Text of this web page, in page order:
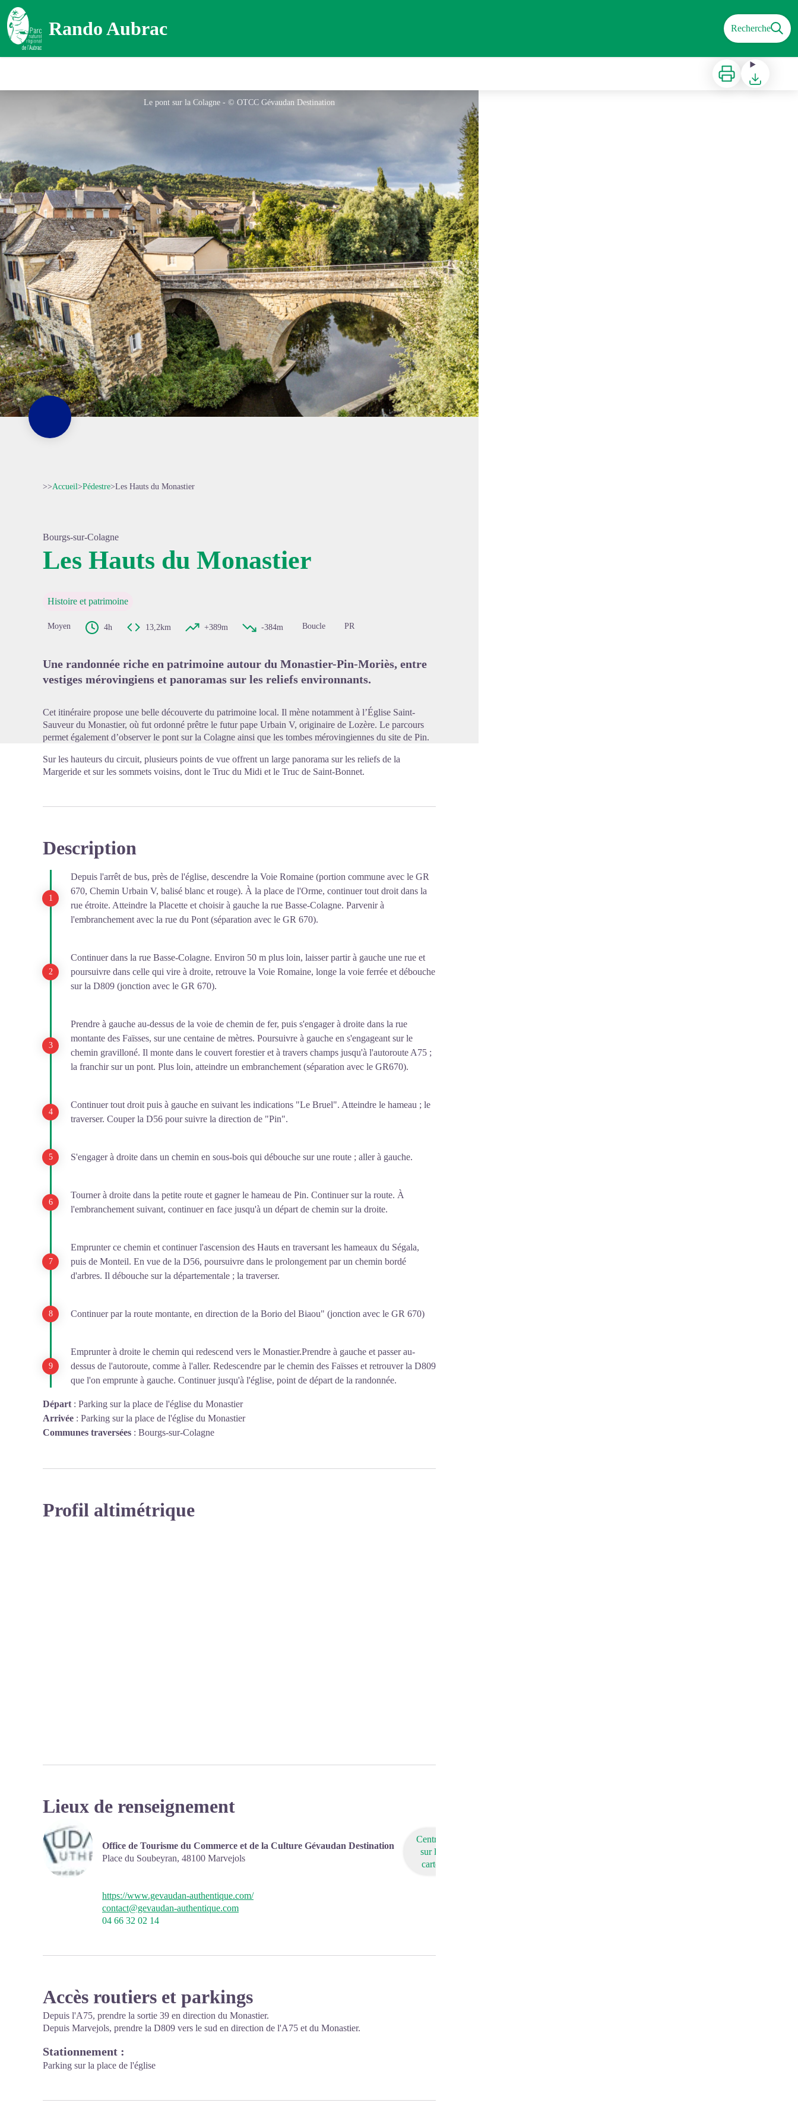
Rando Aubrac Recherche
Imprimer Télécharger
Le pont sur la Colagne - © OTCC Gévaudan Destination
>>Accueil>Pédestre>Les Hauts du Monastier
Bourgs-sur-Colagne
Les Hauts du Monastier
Histoire et patrimoine
Moyen 4h 13,2km +389m -384m Boucle PR
Une randonnée riche en patrimoine autour du Monastier-Pin-Moriès, entre
vestiges mérovingiens et panoramas sur les reliefs environnants.
Cet itinéraire propose une belle découverte du patrimoine local. Il mène notamment à l’Église Saint-
Sauveur du Monastier, où fut ordonné prêtre le futur pape Urbain V, originaire de Lozère. Le parcours
permet également d’observer le pont sur la Colagne ainsi que les tombes mérovingiennes du site de Pin.
Sur les hauteurs du circuit, plusieurs points de vue offrent un large panorama sur les reliefs de la
Margeride et sur les sommets voisins, dont le Truc du Midi et le Truc de Saint-Bonnet.
Description
Depuis l'arrêt de bus, près de l'église, descendre la Voie Romaine (portion commune avec le GR
670, Chemin Urbain V, balisé blanc et rouge). À la place de l'Orme, continuer tout droit dans la
rue étroite. Atteindre la Placette et choisir à gauche la rue Basse-Colagne. Parvenir à
l'embranchement avec la rue du Pont (séparation avec le GR 670).
Continuer dans la rue Basse-Colagne. Environ 50 m plus loin, laisser partir à gauche une rue et
poursuivre dans celle qui vire à droite, retrouve la Voie Romaine, longe la voie ferrée et débouche
sur la D809 (jonction avec le GR 670).
Prendre à gauche au-dessus de la voie de chemin de fer, puis s'engager à droite dans la rue
montante des Faïsses, sur une centaine de mètres. Poursuivre à gauche en s'engageant sur le
chemin gravilloné. Il monte dans le couvert forestier et à travers champs jusqu'à l'autoroute A75 ;
la franchir sur un pont. Plus loin, atteindre un embranchement (séparation avec le GR670).
Continuer tout droit puis à gauche en suivant les indications "Le Bruel". Atteindre le hameau ; le
traverser. Couper la D56 pour suivre la direction de "Pin".
S'engager à droite dans un chemin en sous-bois qui débouche sur une route ; aller à gauche.
Tourner à droite dans la petite route et gagner le hameau de Pin. Continuer sur la route. À
l'embranchement suivant, continuer en face jusqu'à un départ de chemin sur la droite.
Emprunter ce chemin et continuer l'ascension des Hauts en traversant les hameaux du Ségala,
puis de Monteil. En vue de la D56, poursuivre dans le prolongement par un chemin bordé
d'arbres. Il débouche sur la départementale ; la traverser.
Continuer par la route montante, en direction de la Borio del Biaou" (jonction avec le GR 670)
Emprunter à droite le chemin qui redescend vers le Monastier.Prendre à gauche et passer au-
dessus de l'autoroute, comme à l'aller. Redescendre par le chemin des Faïsses et retrouver la D809
que l'on emprunte à gauche. Continuer jusqu'à l'église, point de départ de la randonnée.
Départ : Parking sur la place de l'église du Monastier
Arrivée : Parking sur la place de l'église du Monastier
Communes traversées : Bourgs-sur-Colagne
Profil altimétrique
Lieux de renseignement
Office de Tourisme du Commerce et de la Culture Gévaudan Destination
Place du Soubeyran, 48100 Marvejols
Centrer
sur la
carte
https://www.gevaudan-authentique.com/
contact@gevaudan-authentique.com
04 66 32 02 14
Accès routiers et parkings
Depuis l'A75, prendre la sortie 39 en direction du Monastier.
Depuis Marvejols, prendre la D809 vers le sud en direction de l'A75 et du Monastier.
Stationnement :
Parking sur la place de l'église